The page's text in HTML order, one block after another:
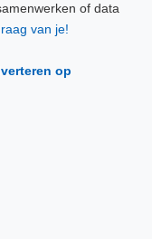
of data
van je!
op